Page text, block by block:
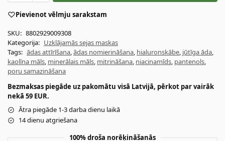
Pievienot vēlmju sarakstam
SKU: 8802929009308
Kategorija: Uzklājamās sejas maskas
Tags: ādas attīrīšana,ādas nomierināšana, hialuronskābe, jūtīga āda,
kaolīna māls, minerālais māls, mitrināšana, niacinamīds, pantenols,
poru samazināšana
Bezmaksas piegāde uz pakomātu visā Latvijā, pērkot par vairāk
nekā 59 EUR.
Ātra piegāde 1-3 darba dienu laikā
14 dienu atgriešana
100% droša norēķināšanās